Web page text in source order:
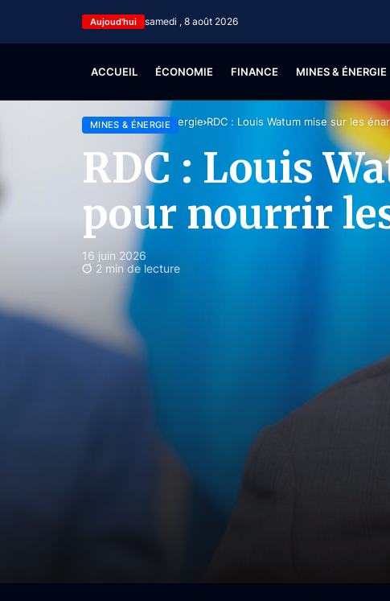
Aujoud'hui samedi , 8 août 2026
ACCUEIL ÉCONOMIE FINANCE MINES & ÉNERGIE
Accueil Mines & Énergie RDC : Louis Watum mise sur les
MINES & ÉNERGIE
RDC : Louis
pour nourrir
16 juin 2026
2 min de lecture